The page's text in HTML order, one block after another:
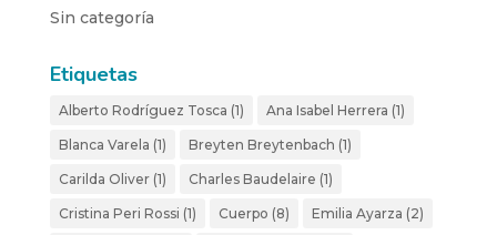
Sin categoría
Etiquetas
Alberto Rodríguez Tosca (1) Ana Isabel Herrera (1)
Blanca Varela (1) Breyten Breytenbach (1)
Carilda Oliver(1) Charles Baudelaire (1)
Cristina Peri Rossi (1) Cuerpo (8) Emilia Ayarza (2)